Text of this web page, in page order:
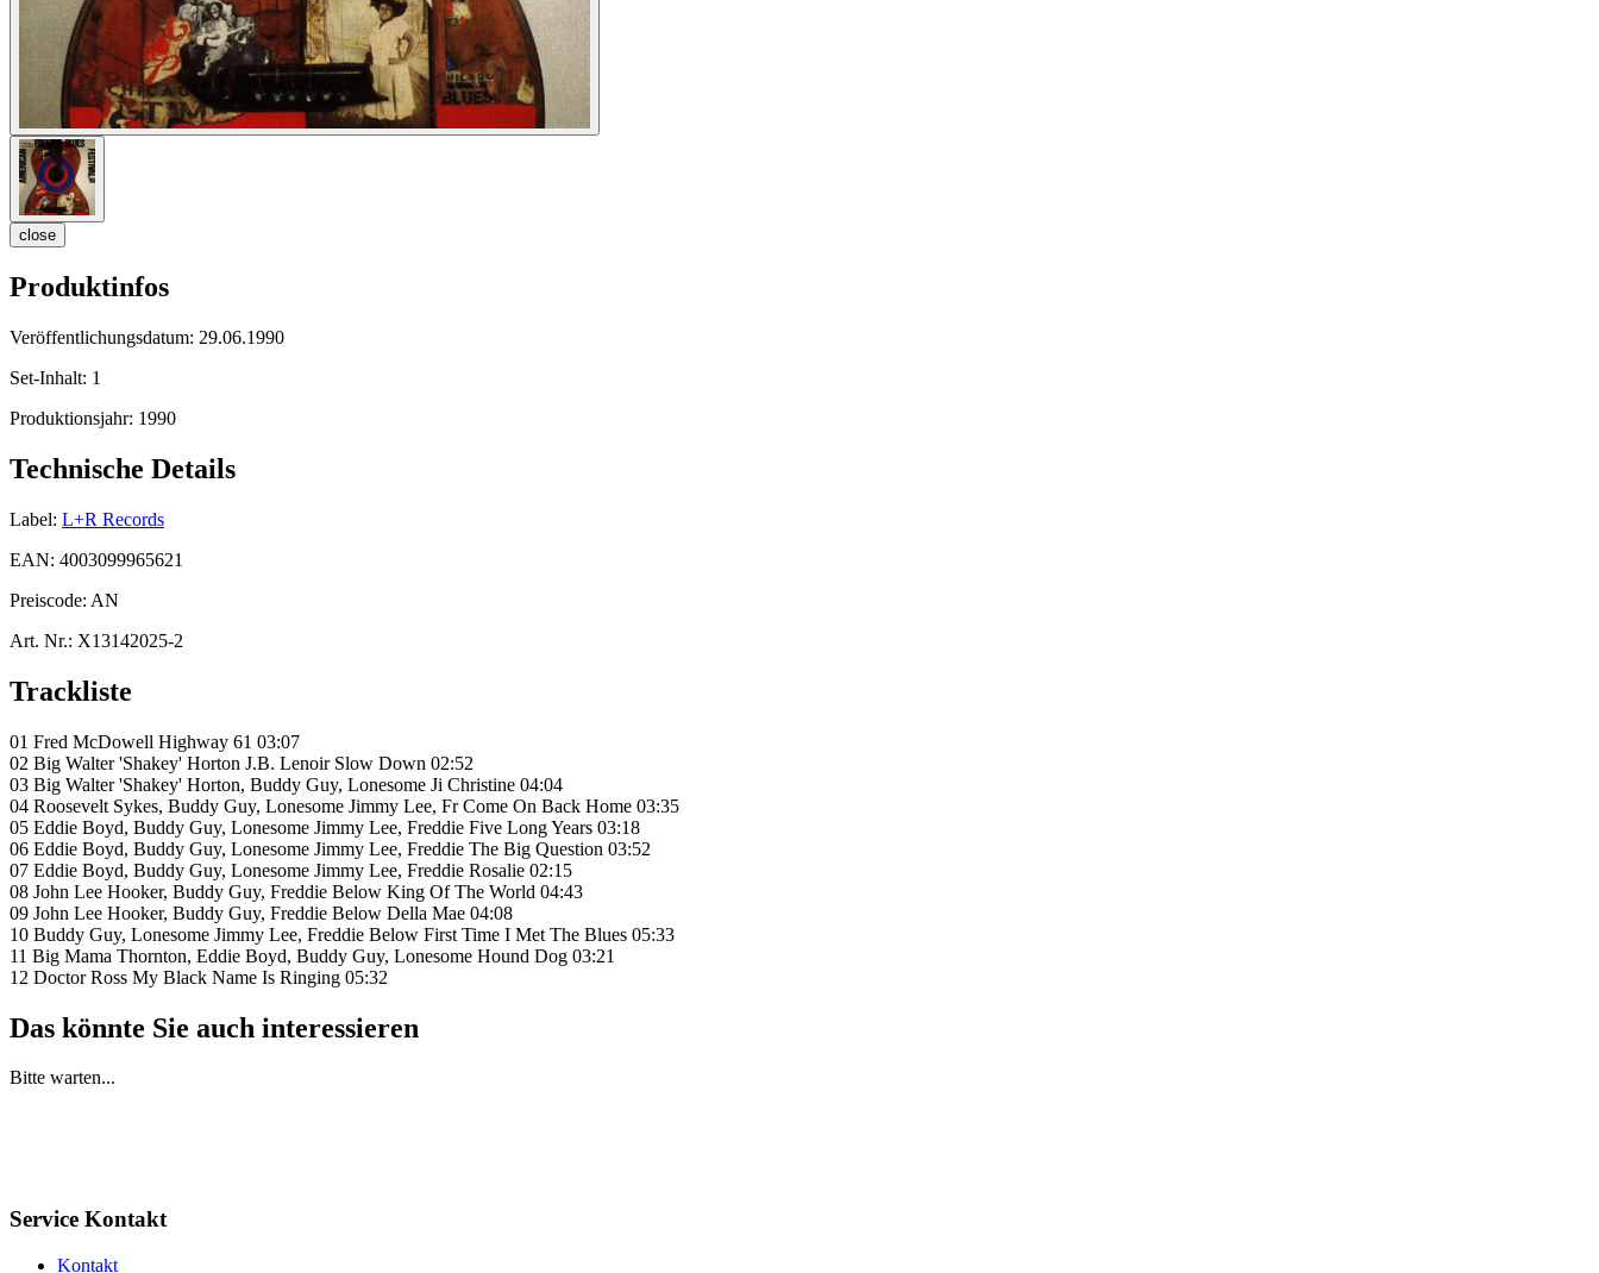
close
Produktinfos
Veröffentlichungsdatum: 29.06.1990
Set-Inhalt: 1
Produktionsjahr: 1990
Technische Details
Label: L+R Records
EAN: 4003099965621
Preiscode: AN
Art. Nr.: X13142025-2
Trackliste
01 Fred McDowell Highway 61 03:07
02 Big Walter 'Shakey' Horton J.B. Lenoir Slow Down 02:52
03 Big Walter 'Shakey' Horton, Buddy Guy, Lonesome Ji Christine 04:04
04 Roosevelt Sykes, Buddy Guy, Lonesome Jimmy Lee, Fr Come On Back Home 03:35
05 Eddie Boyd, Buddy Guy, Lonesome Jimmy Lee, Freddie Five Long Years 03:18
06 Eddie Boyd, Buddy Guy, Lonesome Jimmy Lee, Freddie The Big Question 03:52
07 Eddie Boyd, Buddy Guy, Lonesome Jimmy Lee, Freddie Rosalie 02:15
08 John Lee Hooker, Buddy Guy, Freddie Below King Of The World 04:43
09 John Lee Hooker, Buddy Guy, Freddie Below Della Mae 04:08
10 Buddy Guy, Lonesome Jimmy Lee, Freddie Below First Time I Met The Blues 05:33
11 Big Mama Thornton, Eddie Boyd, Buddy Guy, Lonesome Hound Dog 03:21
12 Doctor Ross My Black Name Is Ringing 05:32
Das könnte Sie auch interessieren
Bitte warten...
Service Kontakt
Kontakt